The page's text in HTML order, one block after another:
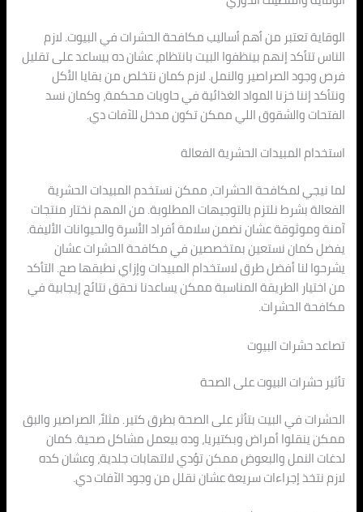
الوقاية تعتبر من أهم أساليب مكافحة الحشرات في البيوت. لازم
الناس تتأكد إنهم بينظفوا البيت بانتظام، عشان ده بيساعد على تقليل
فرص وجود الصراصير والنمل. لازم كمان نتخلص من بقايا الأكل
ونتأكد إننا خزنا المواد الغذائية في حاويات محكمة، وكمان نسد
الفتحات والشقوق اللي ممكن تكون مدخل للآفات دي.
استخدام المبيدات الحشرية الفعالة
لما نيجي لمكافحة الحشرات، ممكن نستخدم المبيدات الحشرية
الفعالة بشرط نلتزم بالتوجيهات المطلوبة. من المهم نختار منتجات
آمنة وموثوقة عشان نضمن سلامة أفراد الأسرة والحيوانات الأليفة.
يفضل كمان نستعين بمتخصصين في مكافحة الحشرات عشان
يشرحوا لنا أفضل طرق لاستخدام المبيدات وإزاي نطبقها صح. التأكد
من اختيار الطريقة المناسبة ممكن يساعدنا نحقق نتائج إيجابية في
مكافحة الحشرات.
تصاعد حشرات البيوت
تأثير حشرات البيوت على الصحة
الحشرات في البيت بتأثر على الصحة بطرق كتير. مثلاً، الصراصير والبق
ممكن ينقلوا أمراض وبكتيريا، وده بيعمل مشاكل صحية. كمان
لدغات النمل والبعوض ممكن تؤدي لالتهابات جلدية، وعشان كده
لازم نتخذ إجراءات سريعة عشان نقلل من وجود الآفات دي.